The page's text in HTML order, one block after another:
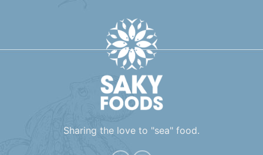
Sharing the love to "sea" food.